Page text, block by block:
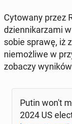
Cy­to­wa­ny przez
dzien­ni­ka­rza­mi w
sobie sprawę, iż
nie­moż­li­we w
zobaczy
Putin won't
2024 US